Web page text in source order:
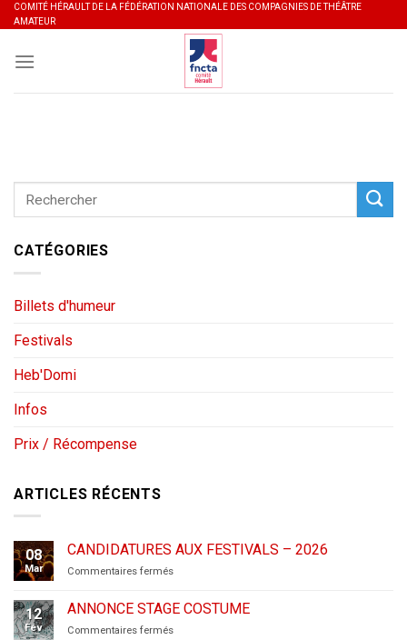
Skip
to
content
COMITÉ HÉRAULT DE LA FÉDÉRATION NATIONALE DES COMPAGNIES DE THÉÂTRE
AMATEUR
CATÉGORIES
Billets d'humeur
Festivals
Heb'Domi
Infos
Prix / Récompense
ARTICLES RÉCENTS
08
Mar
CANDIDATURES AUX FESTIVALS – 2026
Commentaires ferméssur
AUX
FESTIVALS
–
12
Fév
ANNONCE STAGE COSTUME
Commentaires ferméssur